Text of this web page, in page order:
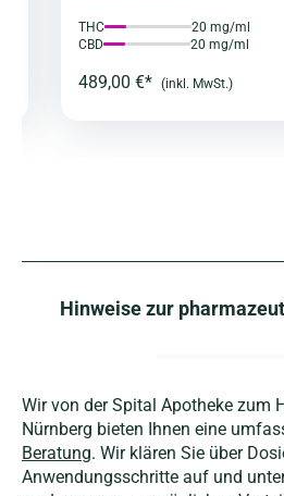
THC
20 mg/ml
CBD
20 mg/ml
489,00 €* (inkl. MwSt.)
Hinweise zur
Wir von der Spital Apotheke zum
Nürnberg bieten Ihnen eine
Beratung. Wir klären Sie über
Anwendungsschritte auf und